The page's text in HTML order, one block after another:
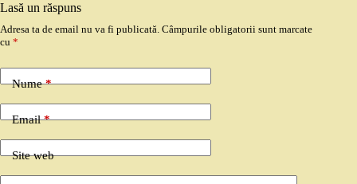
Lasă un răspuns
Adresa ta de email nu va fi publicată. Câmpurile obligatorii sunt marcate
cu *
Nume*
Email*
Site web